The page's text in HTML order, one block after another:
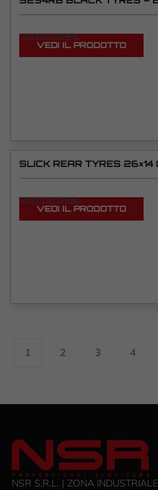
VEDI TUTORIAL
VEDI IL PRODOTTO
SLICK REAR TYRES 26×14
VEDI TUTORIAL
VEDI IL PRODOTTO
1 2 3 4
NSR S.R.L. | ZONA